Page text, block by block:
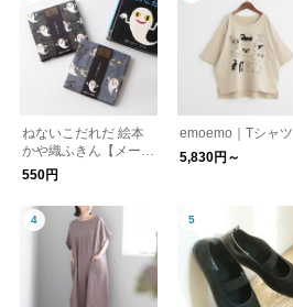
ねないこだれだ 絵本
かや織ふきん【メール
便可】
550円
emoemo｜Tシャツ
5,830円～